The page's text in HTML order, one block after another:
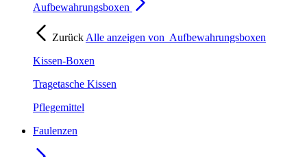
Aufbewahrungsboxen
Zurück Alle anzeigen von Aufbewahrungsboxen
Kissen-Boxen
Tragetasche Kissen
Pflegemittel
Faulenzen